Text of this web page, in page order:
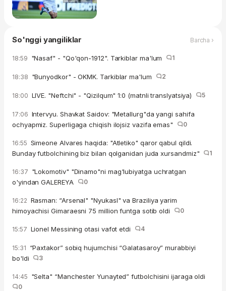
So'nggi yangiliklar Barcha ›
18:59 "Nasaf" - "Qo'qon-1912". Tarkiblar ma'lum 1
18:38 "Bunyodkor" - OKMK. Tarkiblar ma'lum 2
18:00 LIVE. "Neftchi" - "Qizilqum" 1:0 (matnli translyatsiya) 5
17:06 Intervyu. Shavkat Saidov: "Metallurg"da yangi sahifa
ochyapmiz. Superligaga chiqish ilojsiz vazifa emas"
0
16:55 Simeone Alvares haqida: "Atletiko" qaror qabul qildi.
Bunday futbolchining biz bilan qolganidan juda xursandmiz"
1
16:37 "Lokomotiv" "Dinamo"ni mag'lubiyatga uchratgan
o'yindan GALEREYA
0
16:22 Rasman: “Arsenal" "Nyukasl" va Braziliya yarim
himoyachisi Gimaraesni 75 million funtga sotib oldi
0
15:57 Lionel Messining otasi vafot etdi 4
15:31 “Paxtakor” sobiq hujumchisi “Galatasaroy” murabbiyi
bo'ldi
3
14:45 "Selta" “Manchester Yunayted” futbolchisini ijaraga oldi
0